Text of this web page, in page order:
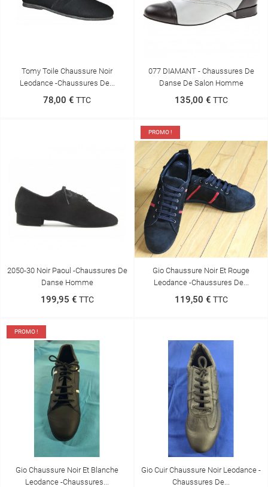
Tomy Toile Chaussure Noir
Leodance -Chaussures De...
78,00 € TTC
077 DIAMANT - Chaussures De
Danse De Salon Homme
135,00 € TTC
2050-30 Noir Paoul -Chaussures De
Danse Homme
199,95 € TTC
PROMO !
Gio Chaussure Noir Et Rouge
Leodance -Chaussures De...
119,50 € TTC
PROMO !
Gio Chaussure Noir Et Blanche
Leodance -Chaussures...
Gio Cuir Chaussure Noir Leodance -
Chaussures De...